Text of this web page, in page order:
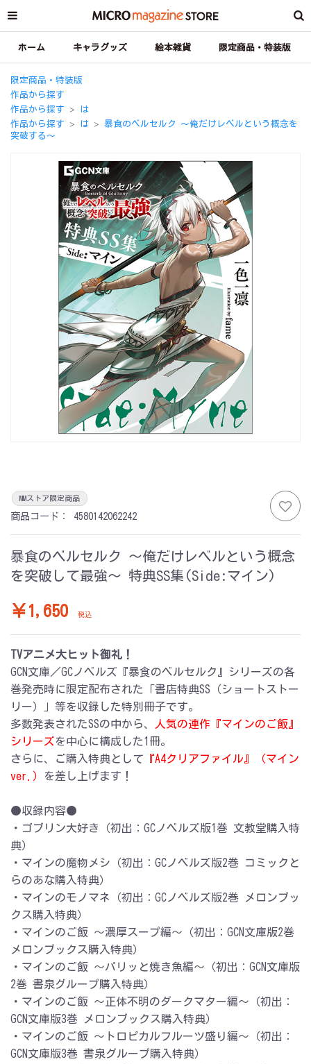
ホーム キャラグッズ 絵本雑貨 限定商品・特装版
限定商品・特装版
作品から探す
作品から探す
＞
は
作品から探す
＞ は ＞
暴食のベルセルク ～俺だけレベルという概念を
突破する～
MMストア限定商品
商品コード： 4580142062242
暴食のベルセルク ～俺だけレベルという概念
を突破して最強～ 特典SS集(Side:マイン)
￥1,650 税込
TVアニメ大ヒット御礼！
GCN文庫／GCノベルズ『暴食のベルセルク』シリーズの各
巻発売時に限定配布された「書店特典SS（ショートストー
リー）」等を収録した特別冊子です。
多数発表されたSSの中から、
人気の連作『マインのご飯』
シリーズを中心に構成した1冊。
さらに、ご購入特典として 『A4クリアファイル』（マイン
ver.） を差し上げます！
●収録内容●
・ゴブリン大好き（初出：GCノベルズ版1巻 文教堂購入特
典）
・マインの魔物メシ（初出：GCノベルズ版2巻 コミックと
らのあな購入特典）
・マインのモノマネ（初出：GCノベルズ版2巻 メロンブッ
クス購入特典）
・マインのご飯 ～濃厚スープ編～（初出：GCN文庫版2巻
メロンブックス購入特典）
・マインのご飯 ～パリッと焼き魚編～（初出：GCN文庫版
2巻 書泉グループ購入特典）
・マインのご飯 ～正体不明のダークマター編～（初出：
GCN文庫版3巻 メロンブックス購入特典）
・マインのご飯 ～トロピカルフルーツ盛り編～（初出：
GCN文庫版3巻 書泉グループ購入特典）